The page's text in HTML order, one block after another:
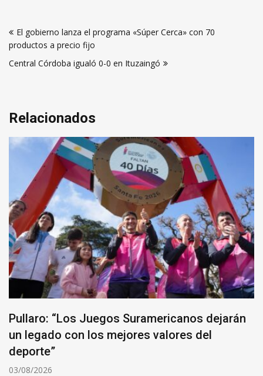
de
entradas
El gobierno lanza el programa «Súper Cerca» con 70
productos a precio fijo
Central Córdoba igualó 0-0 en Ituzaingó
Relacionados
Pullaro: “Los Juegos Suramericanos dejarán
un legado con los mejores valores del
deporte”
03/08/2026